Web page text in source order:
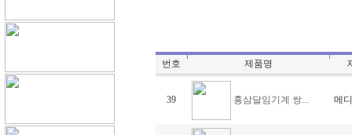
번호 제품명
39 홍삼달임기계 쌍... 메